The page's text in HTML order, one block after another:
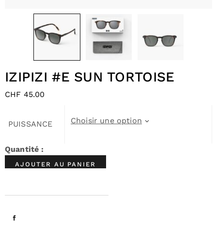
IZIPIZI #E SUN TORTOISE
CHF 45.00
PUISSANCE Choisir une option
AJOUTER AU PANIER